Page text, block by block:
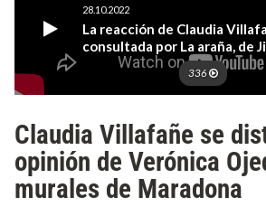
Claudia Villafañe se
opinión de Verónica
murales de Maradona